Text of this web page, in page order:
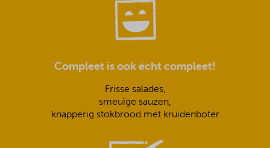
Compleet is ook écht compleet!
Frisse salades,
smeuïge sauzen,
knapperig stokbrood met kruidenboter